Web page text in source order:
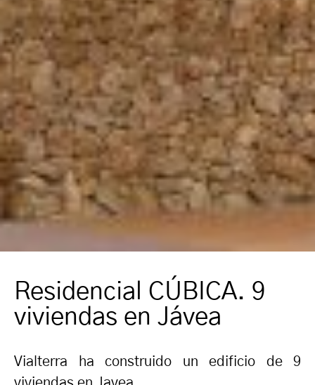
Residencial CÚBICA. 9
viviendas en Jávea
Vialterra ha construido un edificio de 9